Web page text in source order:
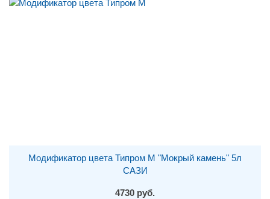
Модификатор цвета Типром М "Мокрый камень" 5л
САЗИ
4730 руб.